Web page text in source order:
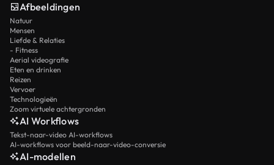
Afbeeldingen
Natuur
Mensen
Liefde & Relaties
- Fitness
Aerial videografie
Eten en drinken
Reizen
Vervoer
Technologieën
Zoom virtuele achtergronden
AI Workflows
Tekst-naar-video AI-workflows
AI-workflows voor beeld-naar-video-conversie
AI-modellen